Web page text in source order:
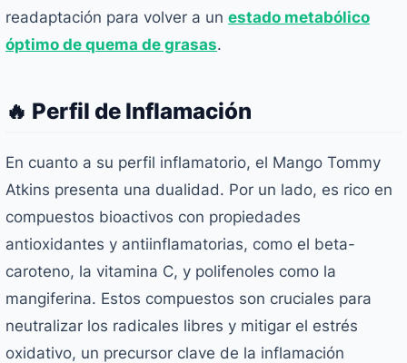
readaptación para volver a un estado metabólico
óptimo de quema de grasas.
🔥 Perfil de Inflamación
En cuanto a su perfil inflamatorio, el Mango Tommy
Atkins presenta una dualidad. Por un lado, es rico en
compuestos bioactivos con propiedades
antioxidantes y antiinflamatorias, como el beta-
caroteno, la vitamina C, y polifenoles como la
mangiferina. Estos compuestos son cruciales para
neutralizar los radicales libres y mitigar el estrés
oxidativo, un precursor clave de la inflamación